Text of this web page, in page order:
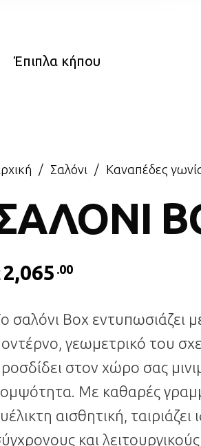
Έπιπλα κήπου
/ Σαλόνι / Καναπέδες
2,065 .00
σαλόνι Box εντυπωσιάζει
γεωμετρικό του
στον χώρο σας
Με καθαρές
αισθητική, ταιριάζει
και